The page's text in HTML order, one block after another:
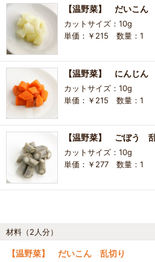
【温野菜】 だいこん
カットサイズ：10g
単価：￥215 数量：1
【温野菜】 にんじん
カットサイズ：10g
単価：￥215 数量：1
【温野菜】 ごぼう
カットサイズ：10g
単価：￥277 数量：1
材料（2人分）
【温野菜】 だいこん 乱切り